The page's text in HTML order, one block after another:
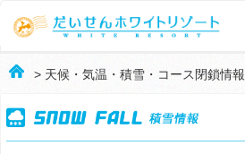
> 天候・気温・積雪・コース閉鎖情報